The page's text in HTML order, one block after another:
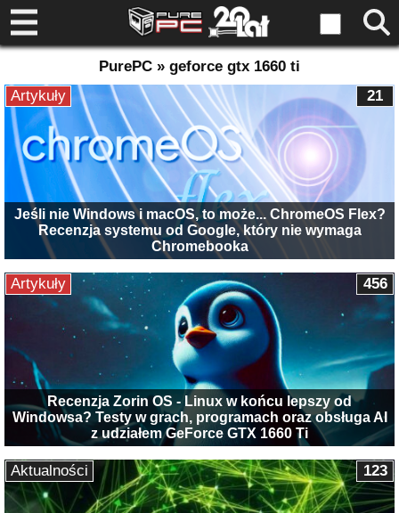
PurePC » geforce gtx 1660 ti
Jeśli nie Windows i macOS, to może... ChromeOS Flex?
Recenzja systemu od Google, który nie wymaga
Chromebooka
21
Artykuły
Recenzja Zorin OS - Linux w końcu lepszy od
Windowsa? Testy w grach, programach oraz obsługa AI
z udziałem GeForce GTX 1660 Ti
456
Artykuły
123
Aktualności